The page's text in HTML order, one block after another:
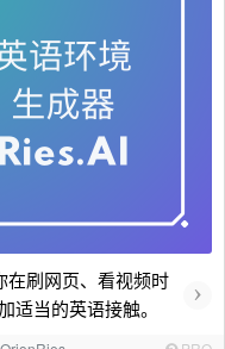
在刷网页、看视频时
适当的英语接触。
›